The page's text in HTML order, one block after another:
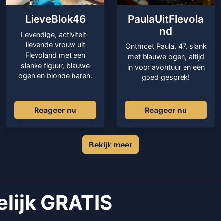
LieveBlok46
Levendige, activiteit-
lievende vrouw uit
Flevoland met een
slanke figuur, blauwe
ogen en blonde haren.
Reageer nu
PaulaUitFlevola
nd
Ontmoet Paula, 47, slank
met blauwe ogen, altijd
in voor avontuur en een
goed gesprek!
Reageer nu
Bekijk meer
GRATIS